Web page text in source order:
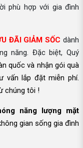
phù hợp với gia đình
ĐÃI GIẢM SỐC dành
năng. Đặc biệt, Quý
quốc và nhận gói quà
vấn lắp đặt miễn phí.
chúng tôi !
năng lượng mặt
gian sống gia đình